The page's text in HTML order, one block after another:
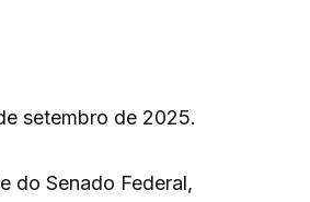
setembro de 2025.
do Senado Federal,